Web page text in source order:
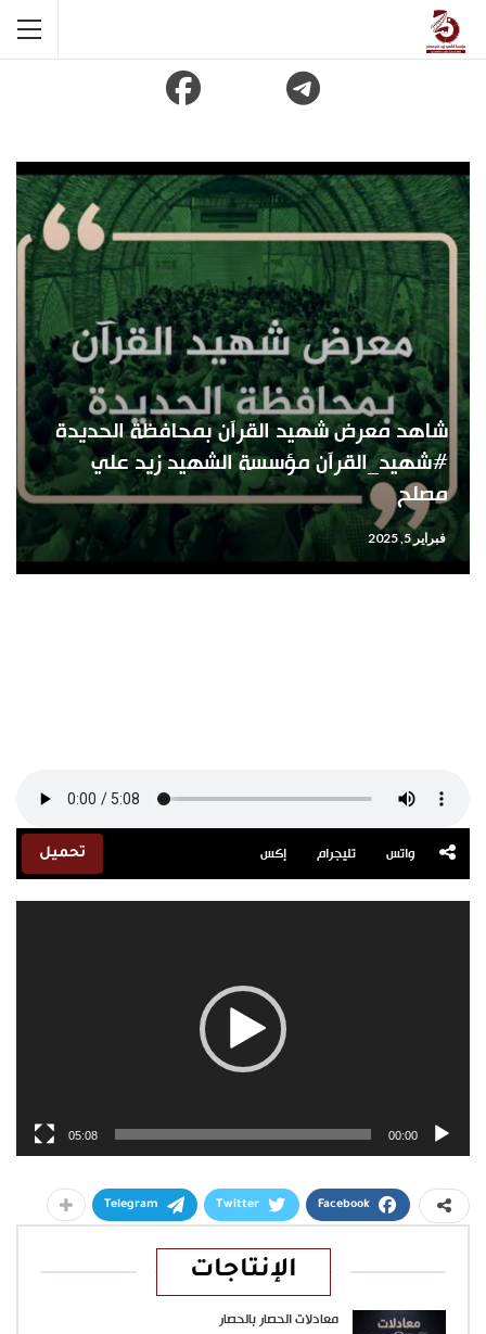
شاهد معرض شهيد القرآن بمحافظة الحديدة
#شهيد_القرآن مؤسسة الشهيد زيد علي
مصلح
فبراير 5, 2025
واتس تليجرام إكس تحميل
00:00
05:08
Facebook
Twitter
Telegram
الإنتاجات
معادلات الحصار بالحصار